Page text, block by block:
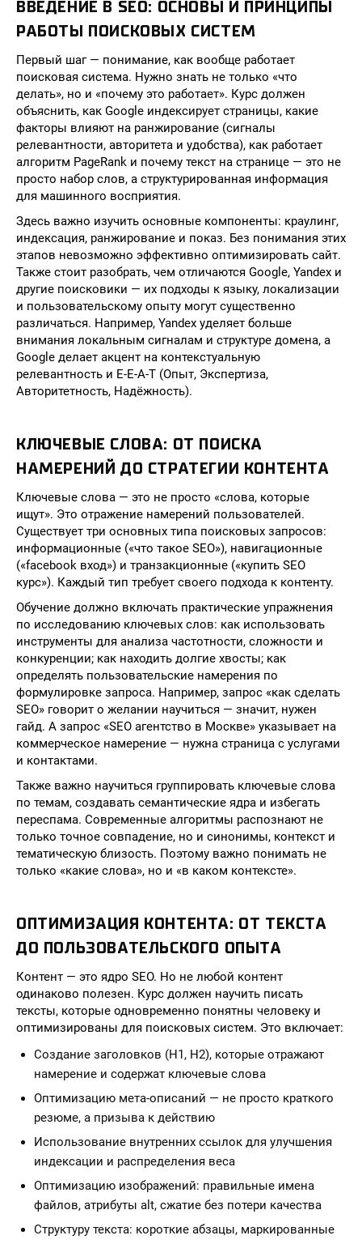
ВВЕДЕНИЕ В SEO: ОСНОВЫ И ПРИНЦИПЫ
РАБОТЫ ПОИСКОВЫХ СИСТЕМ
Первый шаг — понимание, как вообще работает
поисковая система. Нужно знать не только «что
делать», но и «почему это работает». Курс должен
объяснить, как Google индексирует страницы, какие
факторы влияют на ранжирование (сигналы
релевантности, авторитета и удобства), как работает
алгоритм PageRank и почему текст на странице — это не
просто набор слов, а структурированная информация
для машинного восприятия.
Здесь важно изучить основные компоненты: краулинг,
индексация, ранжирование и показ. Без понимания этих
этапов невозможно эффективно оптимизировать сайт.
Также стоит разобрать, чем отличаются Google, Yandex и
другие поисковики — их подходы к языку, локализации
и пользовательскому опыту могут существенно
различаться. Например, Yandex уделяет больше
внимания локальным сигналам и структуре домена, а
Google делает акцент на контекстуальную
релевантность и E-E-A-T (Опыт, Экспертиза,
Авторитетность, Надёжность).
КЛЮЧЕВЫЕ СЛОВА: ОТ ПОИСКА
НАМЕРЕНИЙ ДО СТРАТЕГИИ КОНТЕНТА
Ключевые слова — это не просто «слова, которые
ищут». Это отражение намерений пользователей.
Существует три основных типа поисковых запросов:
информационные («что такое SEO»), навигационные
(«facebook вход») и транзакционные («купить SEO
курс»). Каждый тип требует своего подхода к контенту.
Обучение должно включать практические упражнения
по исследованию ключевых слов: как использовать
инструменты для анализа частотности, сложности и
конкуренции; как находить долгие хвосты; как
определять пользовательские намерения по
формулировке запроса. Например, запрос «как сделать
SEO» говорит о желании научиться — значит, нужен
гайд. А запрос «SEO агентство в Москве» указывает на
коммерческое намерение — нужна страница с услугами
и контактами.
Также важно научиться группировать ключевые слова
по темам, создавать семантические ядра и избегать
переспама. Современные алгоритмы распознают не
только точное совпадение, но и синонимы, контекст и
тематическую близость. Поэтому важно понимать не
только «какие слова», но и «в каком контексте».
ОПТИМИЗАЦИЯ КОНТЕНТА: ОТ ТЕКСТА
ДО ПОЛЬЗОВАТЕЛЬСКОГО ОПЫТА
Контент — это ядро SEO. Но не любой контент
одинаково полезен. Курс должен научить писать
тексты, которые одновременно понятны человеку и
оптимизированы для поисковых систем. Это включает:
Создание заголовков (H1, H2), которые отражают
намерение и содержат ключевые слова
Оптимизацию мета-описаний — не просто краткого
резюме, а призыва к действию
Использование внутренних ссылок для улучшения
индексации и распределения веса
Оптимизацию изображений: правильные имена
файлов, атрибуты alt, сжатие без потери качества
Структуру текста: короткие абзацы, маркированные